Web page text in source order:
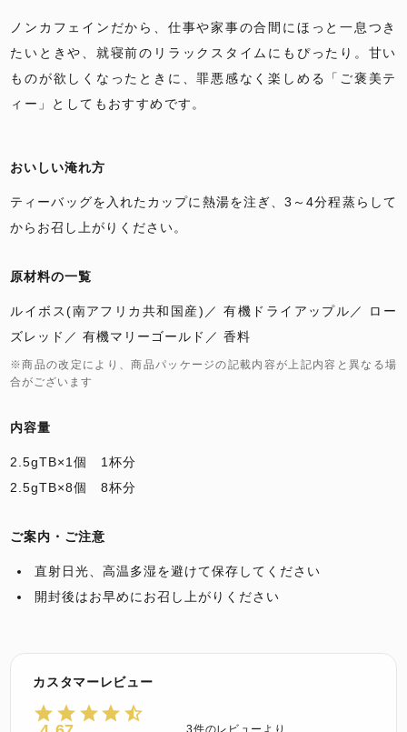
ノンカフェインだから、仕事や家事の合間にほっと一息つき
たいときや、就寝前のリラックスタイムにもぴったり。甘い
ものが欲しくなったときに、罪悪感なく楽しめる「ご褒美テ
ィー」としてもおすすめです。
おいしい淹れ方
ティーバッグを入れたカップに熱湯を注ぎ、3～4分程蒸らして
からお召し上がりください。
原材料の一覧
ルイボス(南アフリカ共和国産) 有機ドライアップル
ロー
ズレッド
有機マリーゴールド 香料
※商品の改定により、商品パッケージの記載内容が上記内容と異なる場
合がございます
内容量
2.5gTB×1個 1杯分
2.5gTB×8個 8杯分
ご案内・ご注意
直射日光、高温多湿を避けて保存してください
開封後はお早めにお召し上がりください
3